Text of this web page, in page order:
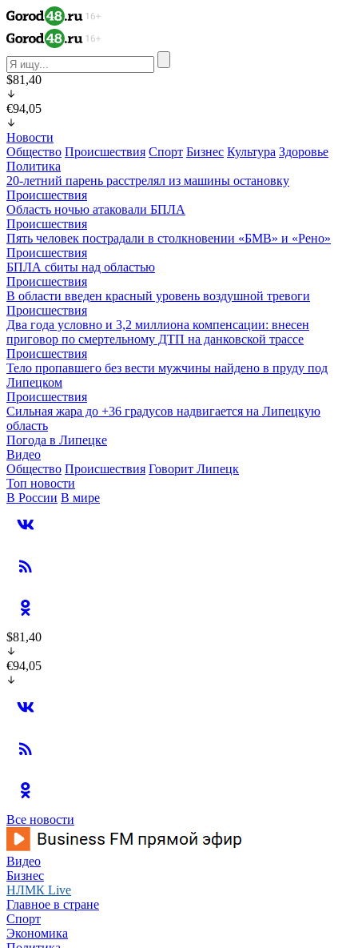
$81,40
€94,05
Новости
Общество Происшествия Спорт Бизнес Культура Здоровье
Политика
20-летний парень расстрелял из машины остановку
Происшествия
Область ночью атаковали БПЛА
Происшествия
Пять человек пострадали в столкновении «БМВ» и «Рено»
Происшествия
БПЛА сбиты над областью
Происшествия
В области введен красный уровень воздушной тревоги
Происшествия
Два года условно и 3,2 миллиона компенсации: внесен
приговор по смертельному ДТП на данковской трассе
Происшествия
Тело пропавшего без вести мужчины найдено в пруду под
Липецком
Происшествия
Сильная жара до +36 градусов надвигается на Липецкую
область
Погода в Липецке
Видео
Общество Происшествия Говорит Липецк
Топ новости
В России В мире
$81,40
€94,05
Все новости
Видео
Бизнес
НЛМК Live
Главное в стране
Спорт
Экономика